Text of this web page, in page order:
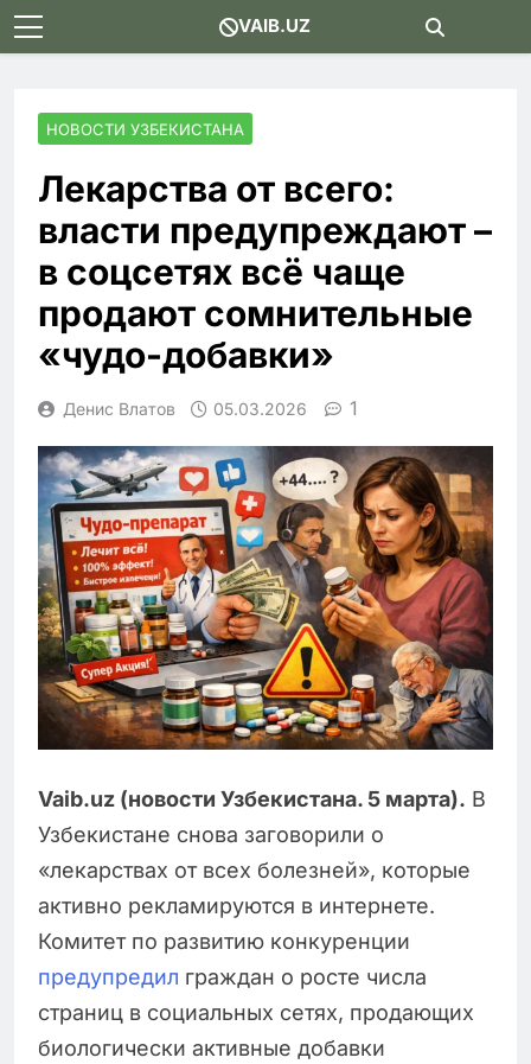
Skip
to
VAIB.UZ
НОВОСТИ УЗБЕКИСТАНА
Лекарства от всего:
власти предупреждают –
в соцсетях всё чаще
продают сомнительные
«чудо-добавки»
Денис Влатов 05.03.2026 1
Vaib.uz (новости Узбекистана. 5 марта). В
Узбекистане снова заговорили о
«лекарствах от всех болезней», которые
активно рекламируются в интернете.
Комитет по развитию конкуренции
предупредил граждан о росте числа
страниц в социальных сетях, продающих
биологически активные добавки